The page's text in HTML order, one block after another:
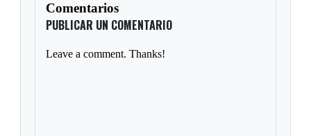
Comentarios
PUBLICAR UN COMENTARIO
Leave a comment. Thanks!